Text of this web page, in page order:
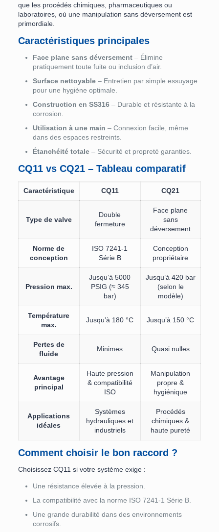
que les procédés chimiques, pharmaceutiques ou
laboratoires, où une manipulation sans déversement est
primordiale.
Caractéristiques principales
Face plane sans déversement– Élimine
pratiquement toute fuite ou inclusion d’air.
Surface nettoyable– Entretien par simple essuyage
pour une hygiène optimale.
Construction en SS316– Durable et résistante à la
corrosion.
Utilisation à une main – Connexion facile, même
dans des espaces restreints.
Étanchéité totale– Sécurité et propreté garanties.
CQ11 vs CQ21 – Tableau comparatif
Caractéristique CQ11 CQ21
Type de valve
Double
fermeture
Face plane
sans
déversement
Norme de
conception
ISO 7241-1
Série B
Conception
propriétaire
Pression max.
Jusqu’à 5000
PSIG (≈ 345
bar)
Jusqu’à 420 bar
(selon le
modèle)
Température
max.
Jusqu’à 180 °C Jusqu’à 150 °C
Pertes de
fluide
Minimes Quasi nulles
Avantage
principal
Haute pression
& compatibilité
ISO
Manipulation
propre &
hygiénique
Applications
idéales
Systèmes
hydrauliques et
industriels
Procédés
chimiques &
haute pureté
Comment choisir le bon raccord ?
Choisissez CQ11 si votre système exige :
Une résistance élevée à la pression.
La compatibilité avec la norme ISO 7241-1 Série B.
Une grande durabilité dans des environnements
corrosifs.